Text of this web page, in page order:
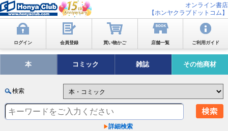
オンライン書店
【ホンヤクラブドットコム】
ログイン 会員登録 買い物かご 店舗一覧 ご利用ガイド
本 コミック 雑誌 その他商材
検索
詳細検索